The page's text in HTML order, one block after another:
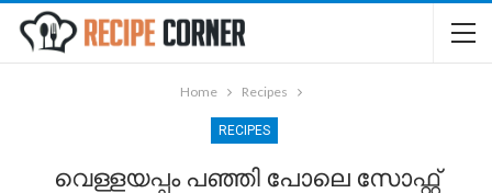
Home Recipes
RECIPES
വെള്ളയപ്പം പഞ്ഞി പോലെ സോഫ്റ്റ്